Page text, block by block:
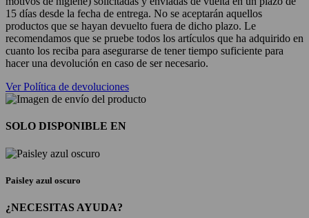
15 días desde la fecha de entrega. No se aceptarán aquellos
productos que se hayan devuelto fuera de dicho plazo. Le
recomendamos que se pruebe todos los artículos que ha adquirido en
cuanto los reciba para asegurarse de tener tiempo suficiente para
hacer una devolución en caso de ser necesario.
Ver Política de devoluciones
SOLO DISPONIBLE EN
Paisley azul oscuro
¿NECESITAS AYUDA?